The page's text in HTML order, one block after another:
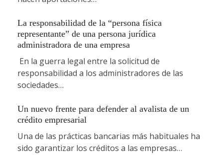
La responsabilidad de la “persona física
representante” de una persona jurídica
administradora de una empresa
En la guerra legal entre la solicitud de
responsabilidad a los administradores de las
sociedades…
Un nuevo frente para defender al avalista de un
crédito empresarial
Una de las prácticas bancarias más habituales ha
sido garantizar los créditos a las empresas…